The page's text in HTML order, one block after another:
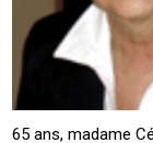
65 ans, madame